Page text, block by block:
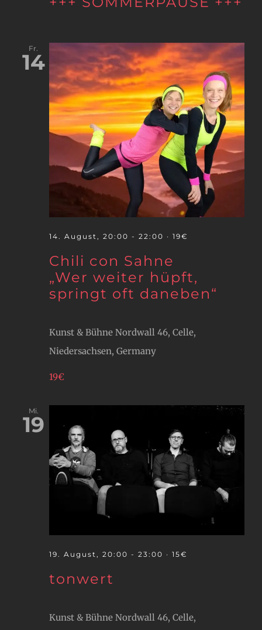
Fr.
14
Chili con Sahne
„Wer weiter hüpft,
springt oft daneben“
14. August, 20:00 - 22:00 · 19€
Kunst & Bühne Nordwall 46, Celle,
Niedersachsen, Germany
19€
Mi.
19
tonwert
19. August, 20:00 - 23:00 · 15€
Kunst & Bühne Nordwall 46, Celle,